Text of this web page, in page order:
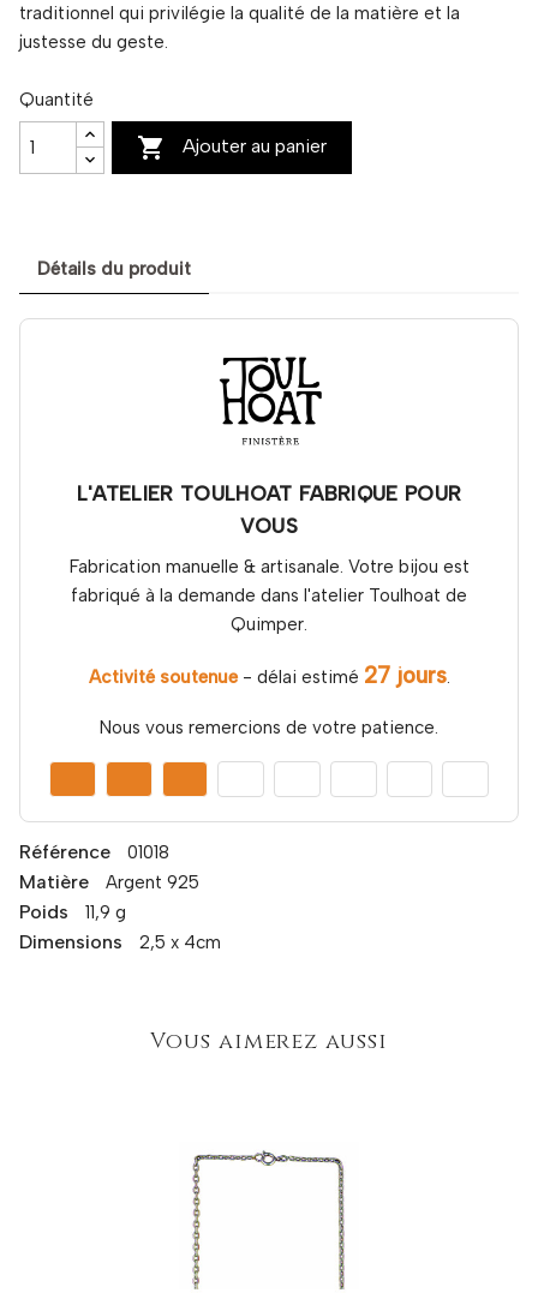
traditionnel qui privilégie la qualité de la matière et la
justesse du geste.
Quantité
 Ajouter au panier
Détails du produit
L'ATELIER TOULHOAT FABRIQUE POUR
VOUS
Fabrication manuelle & artisanale. Votre bijou est
fabriqué à la demande dans l'atelier Toulhoat de
Quimper.
Activité soutenue- délai estimé 27 jours.
Nous vous remercions de votre patience.
Référence 01018
Matière Argent 925
Poids 11,9 g
Dimensions 2,5 x 4cm
Vous aimerez aussi